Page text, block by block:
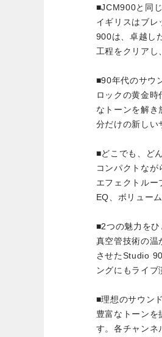
■JCM900と同
イギリスはブ
900は、卓越し
工程をクリアし
■90年代のサウ
ロックの黄金
なトーンを解
分だけの新しい
■どこでも、ど
コンパクトな
エフェクトル
EQ、ボリュー
■2つの魅力をひ
真空管技術の温
させたStudio
ングにもライブ
■理想のサウン
豊富なトーンを
す。各チャンネ